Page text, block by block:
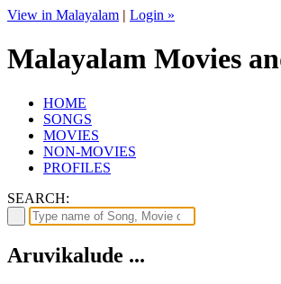
View in Malayalam | Login »
Malayalam Movies
HOME
SONGS
MOVIES
NON-MOVIES
PROFILES
SEARCH:
Aruvikalude ...